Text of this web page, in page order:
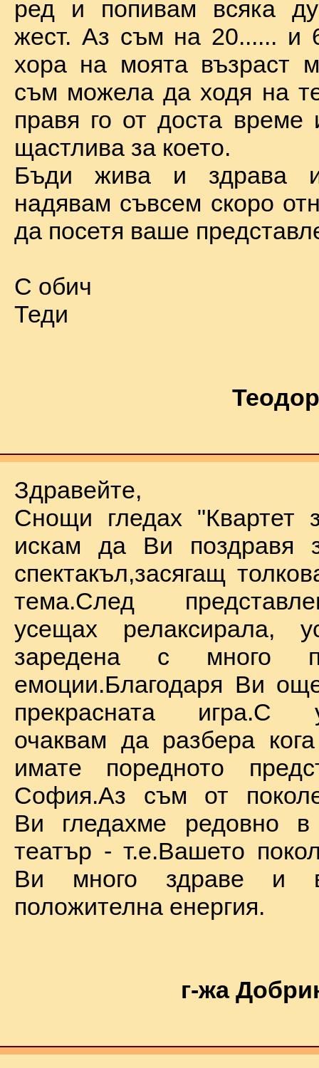
ред и попивам всяка
жест. Аз съм на 20...... и
хора на моята възраст
съм можела да ходя на
правя го от доста време
щастлива за което.
Бъди жива и здрава
надявам съвсем скоро
да посетя ваше
С обич
Теди
Здравейте,
Снощи гледах "Квартет
искам да Ви поздравя
спектакъл,засягащ
тема.След
усещах релаксирала,
заредена с много
емоции.Благодаря Ви
прекрасната игра.С
очаквам да разбера
имате поредното
София.Аз съм от
Ви гледахме редовно
театър - т.е.Вашето
Ви много здраве и
положителна енергия.
г-жа